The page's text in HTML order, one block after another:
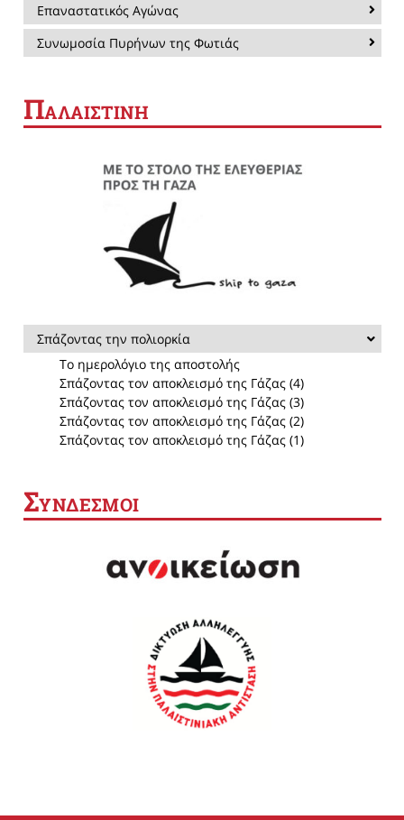
Επαναστατικός Αγώνας
Συνωμοσία Πυρήνων της Φωτιάς
ΠΑΛΑΙΣΤΙΝΗ
Σπάζοντας την πολιορκία
Το ημερολόγιο της αποστολής
Σπάζοντας τον αποκλεισμό της Γάζας (4)
Σπάζοντας τον αποκλεισμό της Γάζας (3)
Σπάζοντας τον αποκλεισμό της Γάζας (2)
Σπάζοντας τον αποκλεισμό της Γάζας (1)
ΣΥΝΔΕΣΜΟΙ